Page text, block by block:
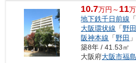
10.7万円～ 11
地下鉄千日前線 「
大阪環状線 「野田
阪神本線 「野田
築8年 / 41.53㎡
大阪府大阪市福